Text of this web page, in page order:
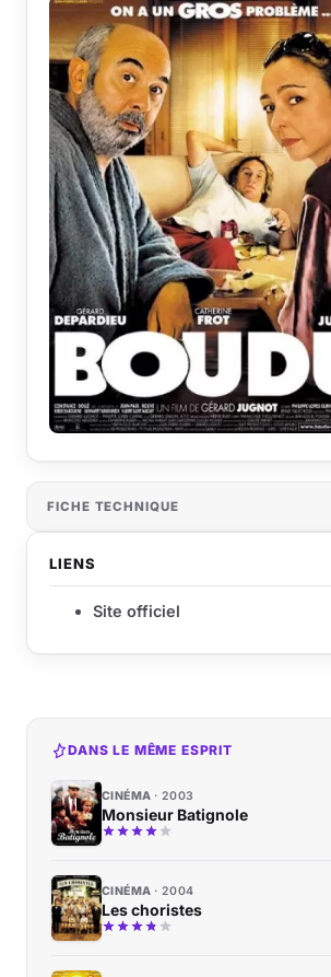
FICHE TECHNIQUE
LIENS
Site officiel
DANS LE MÊME ESPRIT
CINÉMA 2003
Monsieur Batignole
CINÉMA 2004
Les choristes